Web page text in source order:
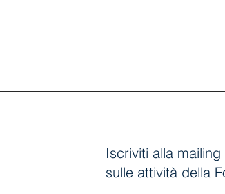
Iscriviti alla
sulle attività della